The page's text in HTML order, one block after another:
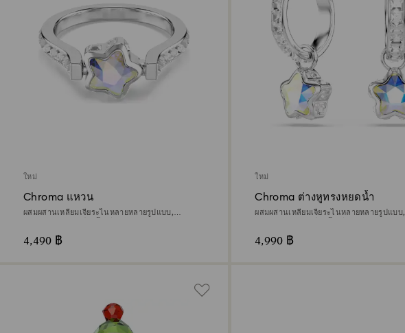
ใหม่
Chroma แหวน
ผสมผสานเหลี่ยมเจียระไนหลายหลายรูปแบบ,
4,490 ฿
ใหม่
Chroma ต่างหูทรงหยดน้ำ
ผสมผสานเหลี่ยมเจียระไนหลายหลายรูปแบบ,
4,990 ฿